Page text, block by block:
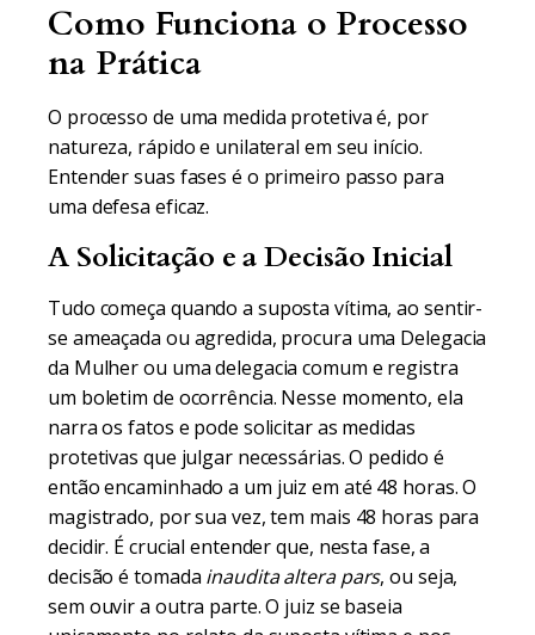
Como Funciona o Processo
na Prática
O processo de uma medida protetiva é, por
natureza, rápido e unilateral em seu início.
Entender suas fases é o primeiro passo para
uma defesa eficaz.
A Solicitação e a Decisão Inicial
Tudo começa quando a suposta vítima, ao sentir-
se ameaçada ou agredida, procura uma Delegacia
da Mulher ou uma delegacia comum e registra
um boletim de ocorrência. Nesse momento, ela
narra os fatos e pode solicitar as medidas
protetivas que julgar necessárias. O pedido é
então encaminhado a um juiz em até 48 horas. O
magistrado, por sua vez, tem mais 48 horas para
decidir. É crucial entender que, nesta fase, a
decisão é tomada inaudita altera pars, ou seja,
sem ouvir a outra parte. O juiz se baseia